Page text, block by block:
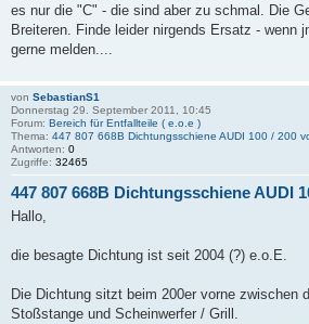
es nur die "C" - die sind aber zu schmal. Die
Breiteren. Finde leider nirgends Ersatz - wenn
gerne melden....
von SebastianS1
Donnerstag 29. September 2011, 10:45
Forum: Bereich für Entfallteile ( e.o.e )
Thema: 447 807 668B Dichtungsschiene AUDI 100 / 200
Antworten: 0
Zugriffe: 32465
447 807 668B Dichtungsschiene AUDI
Hallo,
die besagte Dichtung ist seit 2004 (?) e.o.E.
Die Dichtung sitzt beim 200er vorne zwischen
Stoßstange und Scheinwerfer / Grill.